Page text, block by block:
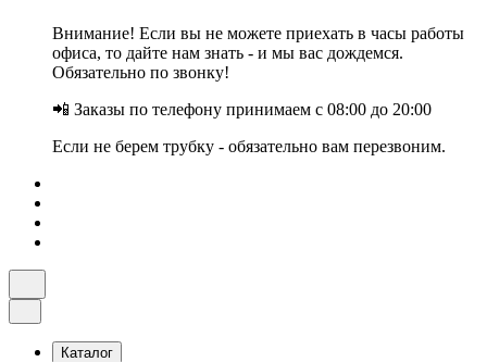
Внимание! Если вы не можете приехать в часы работы
офиса, то дайте нам знать - и мы вас дождемся.
Обязательно по звонку!
📲 Заказы по телефону принимаем с 08:00 до 20:00
Если не берем трубку - обязательно вам перезвоним.
Каталог